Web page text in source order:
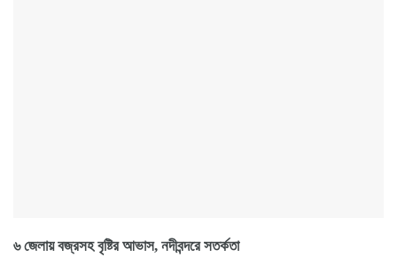
৬ জেলায় বজ্রসহ বৃষ্টির আভাস, নদীবন্দরে সতর্কতা